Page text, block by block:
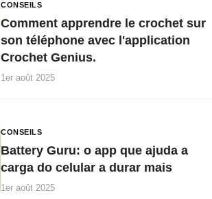
CONSEILS
Comment apprendre le crochet sur
son téléphone avec l'application
Crochet Genius.
1er août 2025
CONSEILS
Battery Guru: o app que ajuda a
carga do celular a durar mais
1er août 2025